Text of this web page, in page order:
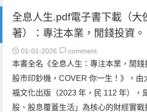
全息人生.pdf電子書下載（大
著）：專注本業，閒錢投資。
01-01-2026 comment
本書全名《全息人生：專注本業，閒錢
股市印鈔機，COVER 你一生！》，由
福文化出版（2023 年，民 112 年），
股、股息覆蓋生活」為核心的財經實戰